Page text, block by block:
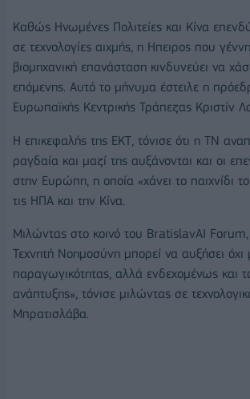
Καθώς Ηνωμένες Πολιτείες και Κίνα
σε τεχνολογίες αιχμής, η Ηπειρος που
βιομηχανική επανάσταση κινδυνεύει να
επόμενης. Αυτό το μήνυμα έστειλε η
Ευρωπαϊκής Κεντρικής Τράπεζας Κριστίν
Η επικεφαλής της ΕΚΤ, τόνισε ότι η ΤΝ
ραγδαία και μαζί της αυξάνονται και οι
στην Ευρώπη, η οποία «χάνει το παιχνίδι
τις ΗΠΑ και την Κίνα.
Μιλώντας στο κοινό του BratislavAI Forum,
Τεχνητή Νοημοσύνη μπορεί να αυξήσει όχι
παραγωγικότητας, αλλά ενδεχομένως και
ανάπτυξης», τόνισε μιλώντας σε
Μπρατισλάβα.